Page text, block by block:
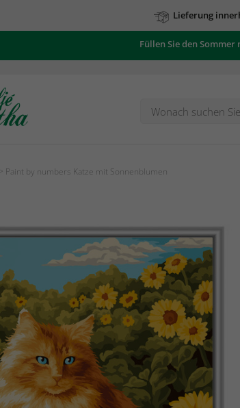
Lieferung
Füllen Sie den
> Paint by numbers Katze mit Sonnenblumen